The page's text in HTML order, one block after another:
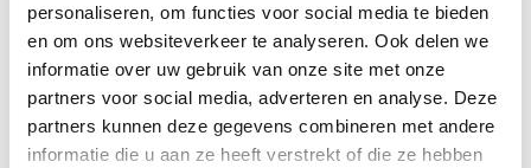
personaliseren, om functies voor social media te bieden
en om ons websiteverkeer te analyseren. Ook delen we
informatie over uw gebruik van onze site met onze
partners voor social media, adverteren en analyse. Deze
partners kunnen deze gegevens combineren met andere
informatie die u aan ze heeft verstrekt of die ze hebben